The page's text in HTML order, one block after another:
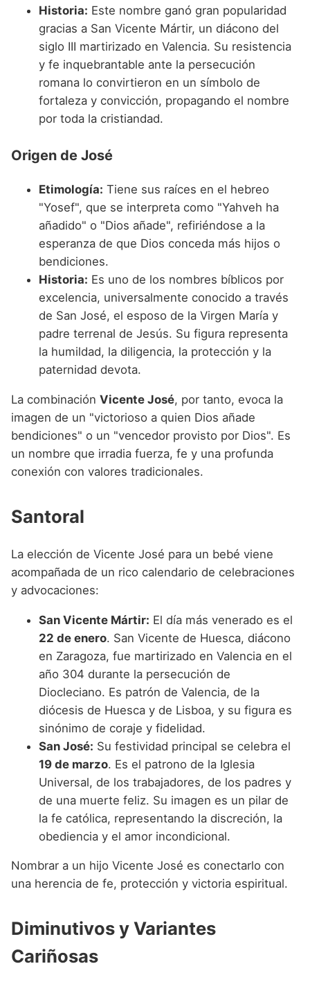
Nombres de niño que empiezan por Z
Historia: Este nombre ganó gran popularidad
gracias a San Vicente Mártir, un diácono del
siglo III martirizado en Valencia. Su resistencia
y fe inquebrantable ante la persecución
romana lo convirtieron en un símbolo de
fortaleza y convicción, propagando el nombre
por toda la cristiandad.
Origen de José
Etimología: Tiene sus raíces en el hebreo
"Yosef", que se interpreta como "Yahveh ha
añadido" o "Dios añade", refiriéndose a la
esperanza de que Dios conceda más hijos o
bendiciones.
Historia: Es uno de los nombres bíblicos por
excelencia, universalmente conocido a través
de San José, el esposo de la Virgen María y
padre terrenal de Jesús. Su figura representa
la humildad, la diligencia, la protección y la
paternidad devota.
La combinación Vicente José, por tanto, evoca la
imagen de un "victorioso a quien Dios añade
bendiciones" o un "vencedor provisto por Dios". Es
un nombre que irradia fuerza, fe y una profunda
conexión con valores tradicionales.
Santoral
La elección de Vicente José para un bebé viene
acompañada de un rico calendario de celebraciones
y advocaciones:
San Vicente Mártir: El día más venerado es el
22 de enero. San Vicente de Huesca, diácono
en Zaragoza, fue martirizado en Valencia en el
año 304 durante la persecución de
Diocleciano. Es patrón de Valencia, de la
diócesis de Huesca y de Lisboa, y su figura es
sinónimo de coraje y fidelidad.
San José: Su festividad principal se celebra el
19 de marzo. Es el patrono de la Iglesia
Universal, de los trabajadores, de los padres y
de una muerte feliz. Su imagen es un pilar de
la fe católica, representando la discreción, la
obediencia y el amor incondicional.
Nombrar a un hijo Vicente José es conectarlo con
una herencia de fe, protección y victoria espiritual.
Diminutivos y Variantes
Cariñosas